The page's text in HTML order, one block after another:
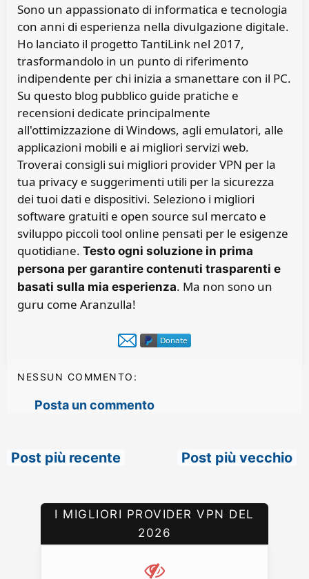
Sono un appassionato di informatica e tecnologia
con anni di esperienza nella divulgazione digitale.
Ho lanciato il progetto TantiLink nel 2017,
trasformandolo in un punto di riferimento
indipendente per chi inizia a smanettare con il PC.
Su questo blog pubblico guide pratiche e
recensioni dedicate principalmente
all'ottimizzazione di Windows, agli emulatori, alle
applicazioni mobili e ai migliori servizi web.
Troverai consigli sui migliori provider VPN per la
tua privacy e suggerimenti utili per la sicurezza
dei tuoi dati e dispositivi. Seleziono i migliori
software gratuiti e open source sul mercato e
sviluppo piccoli tool online pensati per le esigenze
quotidiane. Testo ogni soluzione in prima
persona per garantire contenuti trasparenti e
basati sulla mia esperienza. Ma non sono un
guru come Aranzulla!
NESSUN COMMENTO:
Posta un commento
Post più recente Post più vecchio
I MIGLIORI PROVIDER VPN DEL
2026